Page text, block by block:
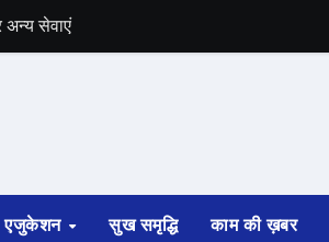
चुनाव की घोषणा
पटरी से उतरी
साफ
एजुकेशन सुख समृद्धि काम की ख़बर